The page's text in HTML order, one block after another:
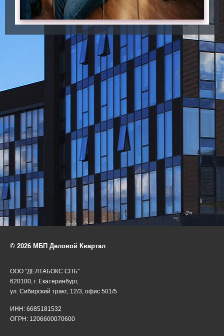
© 2026 МБП Деловой Квартал
ООО "ДЕЛТАБОКС СПБ"
620100, г. Екатеринбург,
ул. Сибирский тракт, 12/3, офис 501/5
ИНН: 6685181532
ОГРН: 1206600070600